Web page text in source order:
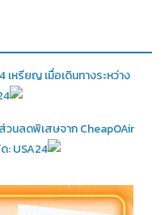
หรียญ เมื่อเดินทางระหว่าง
วนลดพิเสษจาก CheapOAir
: USA24